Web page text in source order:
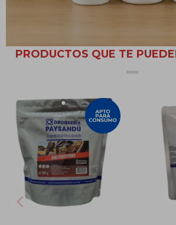
PRODUCTOS QUE TE